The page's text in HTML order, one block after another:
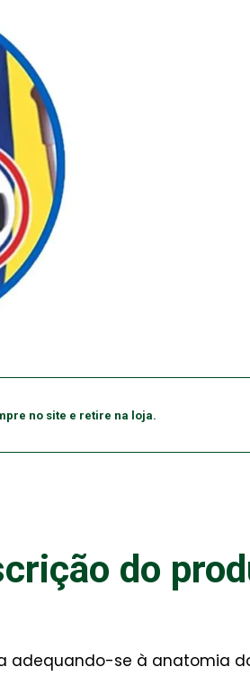
no site e retire na loja.
do
adequando-se à anatomia